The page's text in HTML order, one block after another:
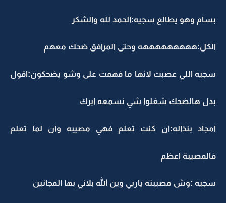
بسام وهو يطالع سجيه:الحمد لله والشكر
الكل:هههههههههه وحتى المرافق ضحك معهم
سجيه اللي عصبت لانها ما فهمت على وشو يضحكون:اقول
بدل هالضحك شغلوا شي نسمعه ابرك
امجاد بنذاله:ان كنت تعلم فهي مصيبه وان لما تعلم
فالمصيبة اعظم
سجيه :وش مصيبته ياربي وين الله بلاني بها المجانين